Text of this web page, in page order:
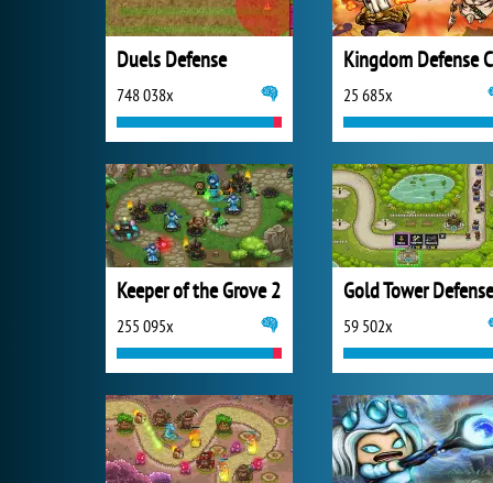
Duels Defense
748 038x 25 685x
Keeper of the Grove 2
255 095x
Gold Tower Defense
59 502x